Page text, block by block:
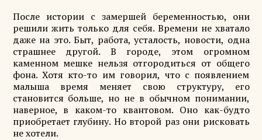
После истории с замершей беременностью, они
решили жить только для себя. Времени не хватало
даже на это. Быт, работа, усталость, новости, одна
страшнее другой. В городе, этом огромном
каменном мешке нельзя отгородиться от общего
фона. Хотя кто-то им говорил, что с появлением
малыша время меняет свою структуру, его
становится больше, но не в обычном понимании,
наверное, в каком-то квантовом. Оно как-будто
приобретает глубину. Но второй раз они рисковать
не хотели.